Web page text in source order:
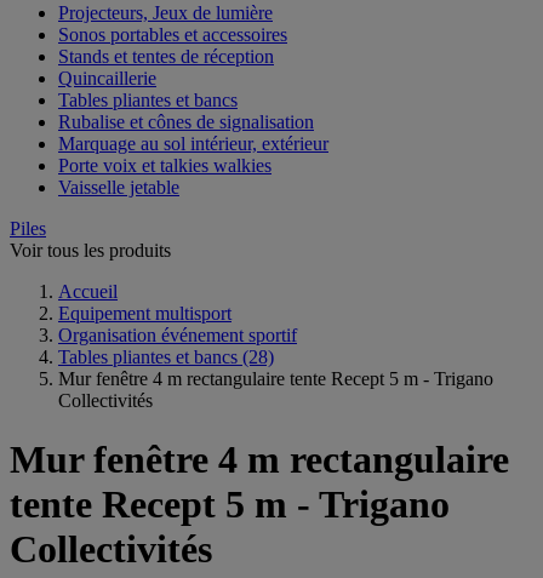
Projecteurs, Jeux de lumière
Sonos portables et accessoires
Stands et tentes de réception
Quincaillerie
Tables pliantes et bancs
Rubalise et cônes de signalisation
Marquage au sol intérieur, extérieur
Porte voix et talkies walkies
Vaisselle jetable
Piles
Voir tous les produits
Accueil
Equipement multisport
Organisation événement sportif
Tables pliantes et bancs (28)
Mur fenêtre 4 m rectangulaire tente Recept 5 m - Trigano
Collectivités
Mur fenêtre 4 m rectangulaire
tente Recept 5 m - Trigano
Collectivités